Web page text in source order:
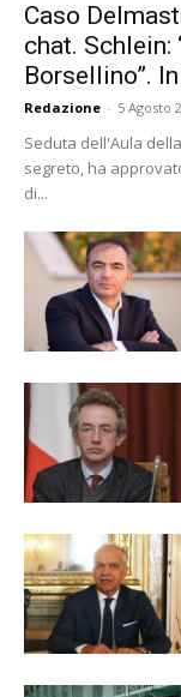
Caso
chat. Schlein:
Borsellino”.
Redazione - 5 Agosto
Seduta dell'Aula
segreto, ha
di...